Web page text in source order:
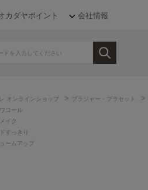
カダヤポイント 会社情報
オンラインショップ > ブラジャー・ブラセット >
ワコール
イク
すっきり
ームアップ